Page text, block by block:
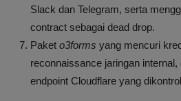
Slack dan Telegram, serta
contract sebagai dead drop.
Paket o3forms yang mencuri
reconnaissance jaringan
endpoint Cloudflare yang